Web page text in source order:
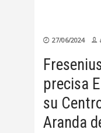
27/06/2024
precisa
su
Aranda